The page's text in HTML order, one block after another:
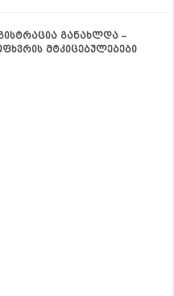
განახლდა –
მტკიცებულებები